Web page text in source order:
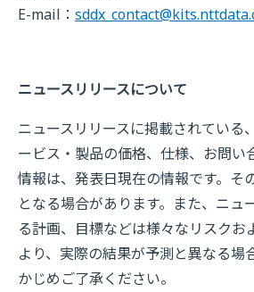
E-mail：
ニュースリリースについて
ニュースリリースに掲載されている
ービス・製品の価格、仕様、お問い
情報は、発表日現在の情報です。そ
となる場合があります。また、ニュ
る計画、目標などは様々なリスクお
より、実際の結果が予測と異なる場
かじめご了承ください。